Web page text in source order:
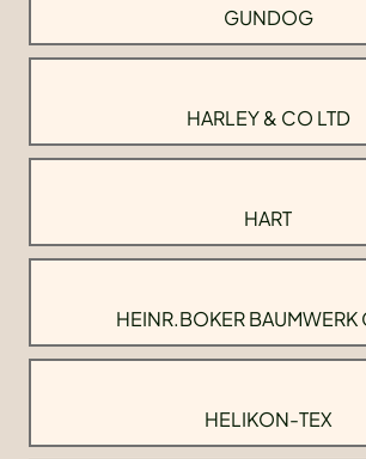
GUNDOG
HARLEY & CO LTD
HART
HEINR.BOKER BAUMWERK
HELIKON-TEX